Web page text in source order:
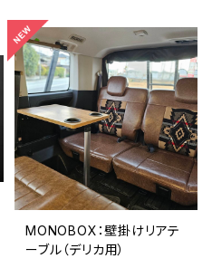
MONOBOX：壁掛けリアテ
ーブル（デリカ用）